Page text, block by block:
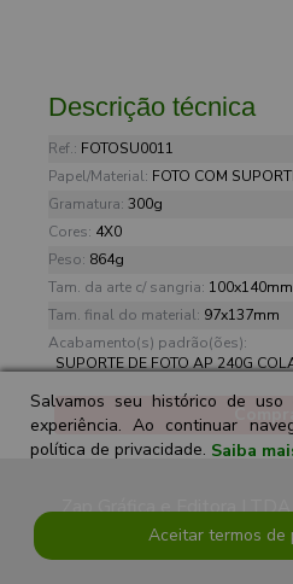
Descrição técnica
Ref.: FOTOSU0011
Papel/Material: FOTO COM
Gramatura: 300g
Cores: 4X0
Peso: 864g
Tam. da arte c/ sangria: 100x140mm
Tam. final do material: 97x137mm
Acabamento(s) padrão(ões):
SUPORTE DE FOTO AP 240G
Zap Gráfica e Editora
Salvamos seu histórico de
experiência. Ao continuar
política de privacidade. Saiba
Aceitar termos de